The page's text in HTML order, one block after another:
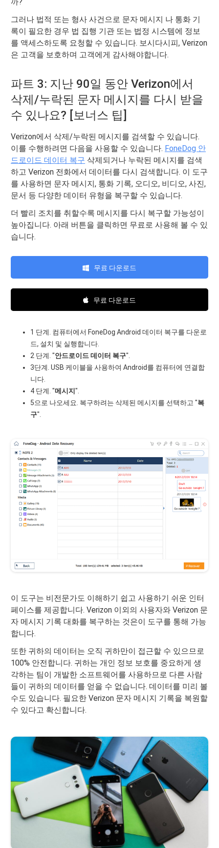
그러나 법적 또는 형사 사건으로 문자 메시지 나 통화 기
록이 필요한 경우 법 집행 기관 또는 법정 시스템에 정보
를 액세스하도록 요청할 수 있습니다. 보시다시피, Verizon
은 고객을 보호하며 고객에게 감사해야합니다.
파트 3: 지난 90일 동안 Verizon에서
삭제/누락된 문자 메시지를 다시 받을
수 있나요? [보너스 팁]
Verizon에서 삭제/누락된 메시지를 검색할 수 있습니다.
이를 수행하려면 다음을 사용할 수 있습니다. FoneDog 안
드로이드 데이터 복구 삭제되거나 누락된 메시지를 검색
하고 Verizon 전화에서 데이터를 다시 검색합니다. 이 도구
를 사용하면 문자 메시지, 통화 기록, 오디오, 비디오, 사진,
문서 등 다양한 데이터 유형을 복구할 수 있습니다.
더 빨리 조치를 취할수록 메시지를 다시 복구할 가능성이
높아집니다. 아래 버튼을 클릭하면 무료로 사용해 볼 수 있
습니다.
무료 다운로드
무료 다운로드
1 단계. 컴퓨터에서 FoneDog Android 데이터 복구를 다운로
드, 설치 및 실행합니다.
2 단계. "안드로이드 데이터 복구".
3단계. USB 케이블을 사용하여 Android를 컴퓨터에 연결합
니다.
4 단계. "메시지".
5으로 나오세요. 복구하려는 삭제된 메시지를 선택하고 "복
구".
이 도구는 비전문가도 이해하기 쉽고 사용하기 쉬운 인터
페이스를 제공합니다. Verizon 이외의 사용자와 Verizon 문
자 메시지 기록 대화를 복구하는 것은이 도구를 통해 가능
합니다.
또한 귀하의 데이터는 오직 귀하만이 접근할 수 있으므로
100% 안전합니다. 귀하는 개인 정보 보호를 중요하게 생
각하는 팀이 개발한 소프트웨어를 사용하므로 다른 사람
들이 귀하의 데이터를 얻을 수 없습니다. 데이터를 미리 볼
수도 있습니다. 필요한 Verizon 문자 메시지 기록을 복원할
수 있다고 확신합니다.